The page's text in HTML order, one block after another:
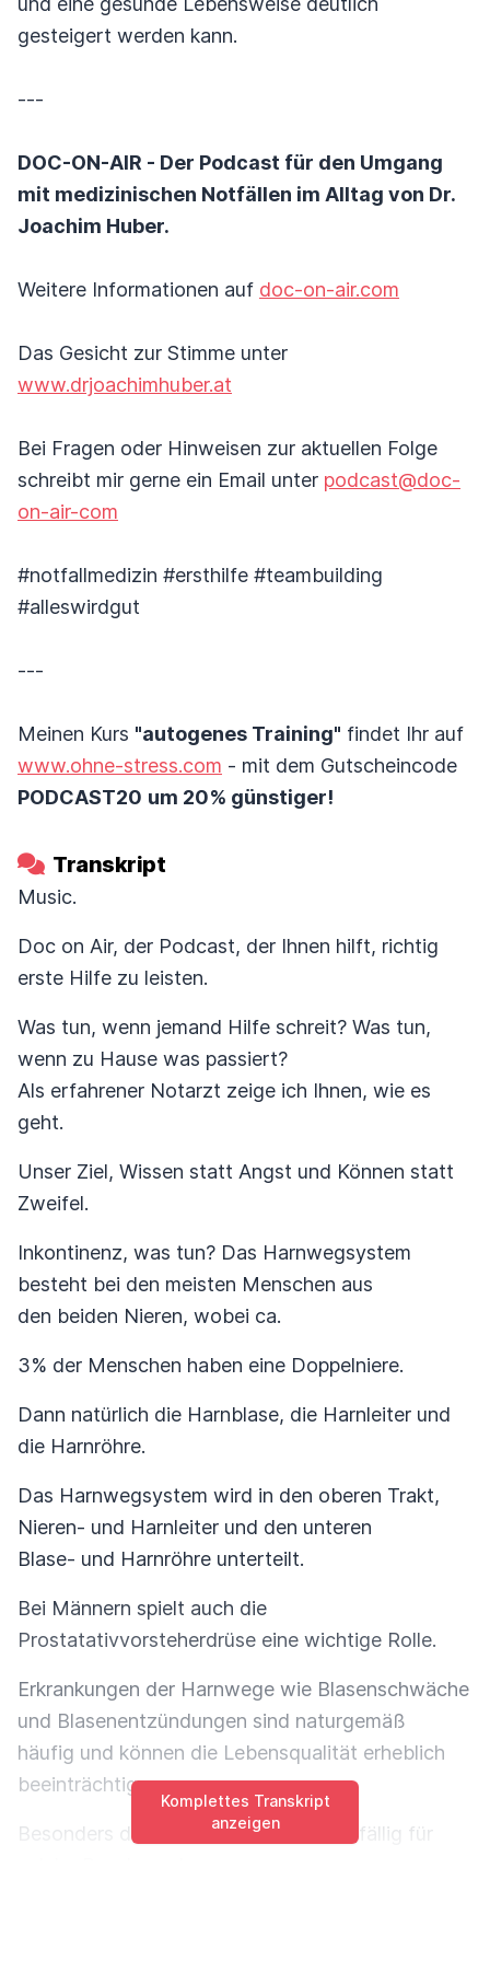
gesteigert werden kann.
---
DOC-ON-AIR - Der Podcast für den Umgang
mit medizinischen Notfällen im Alltag von Dr.
Joachim Huber.
Weitere Informationen auf doc-on-air.com
Das Gesicht zur Stimme unter
www.drjoachimhuber.at
Bei Fragen oder Hinweisen zur aktuellen Folge
schreibt mir gerne ein Email unter podcast@doc-
on-air-com
#notfallmedizin #ersthilfe #teambuilding
#alleswirdgut
---
Meinen Kurs "autogenes Training" findet Ihr auf
www.ohne-stress.com - mit dem Gutscheincode
PODCAST20 um 20% günstiger!
Transkript
Komplettes Transkript
anzeigen
Music.
Doc on Air, der Podcast, der Ihnen hilft, richtig
erste Hilfe zu leisten.
Was tun, wenn jemand Hilfe schreit? Was tun,
wenn zu Hause was passiert?
Als erfahrener Notarzt zeige ich Ihnen, wie es
geht.
Unser Ziel, Wissen statt Angst und Können statt
Zweifel.
Inkontinenz, was tun? Das Harnwegsystem
besteht bei den meisten Menschen aus
den beiden Nieren, wobei ca.
3% der Menschen haben eine Doppelniere.
Dann natürlich die Harnblase, die Harnleiter und
die Harnröhre.
Das Harnwegsystem wird in den oberen Trakt,
Nieren- und Harnleiter und den unteren
Blase- und Harnröhre unterteilt.
Bei Männern spielt auch die
Prostatativvorsteherdrüse eine wichtige Rolle.
Erkrankungen der Harnwege wie Blasenschwäche
und Blasenentzündungen sind naturgemäß
häufig und können die Lebensqualität erheblich
beeinträchtigen.
Besonders der untere Harntrakt ist anfällig für